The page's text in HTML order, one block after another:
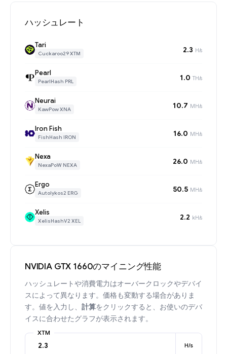
ハッシュレート
Tari
Cuckaroo29 XTM 2.3 H/s
Pearl
PearlHash PRL 1.0 TH/s
Neurai
KawPow XNA 10.7 MH/s
Iron Fish
FishHash IRON 16.0 MH/s
Nexa
NexaPoW NEXA 26.0 MH/s
Ergo
Autolykos2 ERG 50.5 MH/s
Xelis
XelisHashV2 XEL 2.2 kH/s
NVIDIA GTX 1660のマイニング性能
ハッシュレートや消費電力はオーバークロックやデバイ
スによって異なります。価格も変動する場合がありま
す。値を入力し、 計算をクリックすると、お使いのデバ
イスに合わせたグラフが表示されます。
XTM
H/s